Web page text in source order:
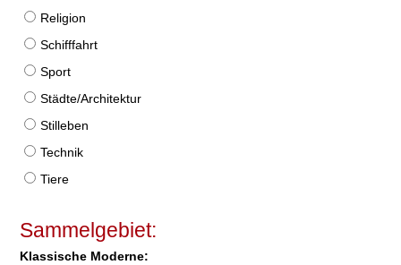
Religion
Schifffahrt
Sport
Städte/Architektur
Stilleben
Technik
Tiere
Sammelgebiet:
Klassische Moderne: